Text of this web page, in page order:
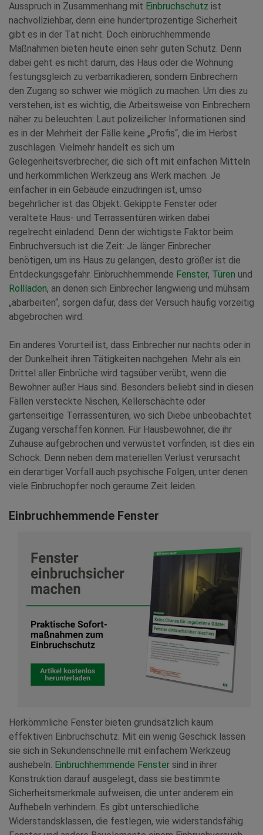
Ausspruch in Zusammenhang mit Einbruchschutz ist
nachvollziehbar, denn eine hundertprozentige Sicherheit
gibt es in der Tat nicht. Doch einbruchhemmende
Maßnahmen bieten heute einen sehr guten Schutz. Denn
dabei geht es nicht darum, das Haus oder die Wohnung
festungsgleich zu verbarrikadieren, sondern Einbrechern
den Zugang so schwer wie möglich zu machen. Um dies zu
verstehen, ist es wichtig, die Arbeitsweise von Einbrechern
näher zu beleuchten: Laut polizeilicher Informationen sind
es in der Mehrheit der Fälle keine „Profis“, die im Herbst
zuschlagen. Vielmehr handelt es sich um
Gelegenheitsverbrecher, die sich oft mit einfachen Mitteln
und herkömmlichen Werkzeug ans Werk machen. Je
einfacher in ein Gebäude einzudringen ist, umso
begehrlicher ist das Objekt. Gekippte Fenster oder
veraltete Haus- und Terrassentüren wirken dabei
regelrecht einladend. Denn der wichtigste Faktor beim
Einbruchversuch ist die Zeit: Je länger Einbrecher
benötigen, um ins Haus zu gelangen, desto größer ist die
Entdeckungsgefahr. Einbruchhemmende Fenster, Türen und
Rollladen, an denen sich Einbrecher langwierig und mühsam
„abarbeiten“, sorgen dafür, dass der Versuch häufig vorzeitig
abgebrochen wird.
Ein anderes Vorurteil ist, dass Einbrecher nur nachts oder in
der Dunkelheit ihren Tätigkeiten nachgehen. Mehr als ein
Drittel aller Einbrüche wird tagsüber verübt, wenn die
Bewohner außer Haus sind. Besonders beliebt sind in diesen
Fällen versteckte Nischen, Kellerschächte oder
gartenseitige Terrassentüren, wo sich Diebe unbeobachtet
Zugang verschaffen können. Für Hausbewohner, die ihr
Zuhause aufgebrochen und verwüstet vorfinden, ist dies ein
Schock. Denn neben dem materiellen Verlust verursacht
ein derartiger Vorfall auch psychische Folgen, unter denen
viele Einbruchopfer noch geraume Zeit leiden.
Einbruchhemmende Fenster
Herkömmliche Fenster bieten grundsätzlich kaum
effektiven Einbruchschutz. Mit ein wenig Geschick lassen
sie sich in Sekundenschnelle mit einfachem Werkzeug
aushebeln. Einbruchhemmende Fenster sind in ihrer
Konstruktion darauf ausgelegt, dass sie bestimmte
Sicherheitsmerkmale aufweisen, die unter anderem ein
Aufhebeln verhindern. Es gibt unterschiedliche
Widerstandsklassen, die festlegen, wie widerstandsfähig